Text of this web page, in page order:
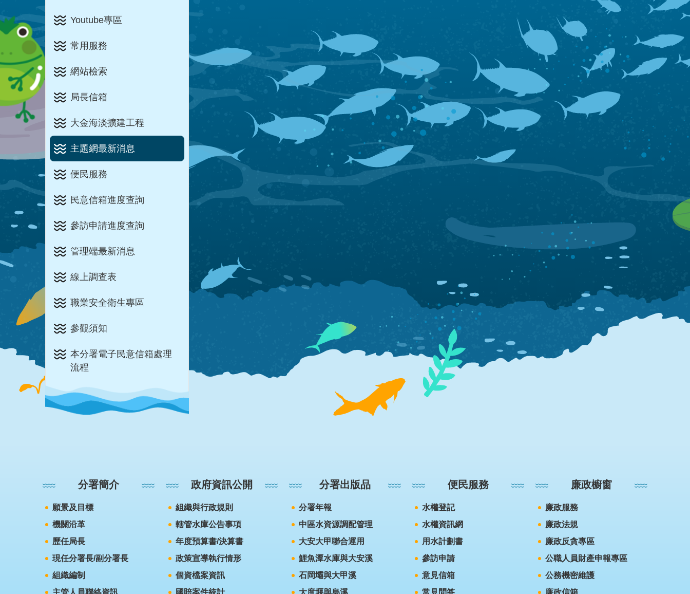
Youtube專區
常用服務
網站檢索
局長信箱
大金海淡擴建工程
主題網最新消息
便民服務
民意信箱進度查詢
參訪申請進度查詢
管理端最新消息
線上調查表
職業安全衛生專區
參觀須知
本分署電子民意信箱處理
流程
分署簡介
願景及目標
機關沿革
歷任局長
現任分署長/副分署長
組織編制
主管人員聯絡資訊
政府資訊公開
組織與行政規則
轄管水庫公告事項
年度預算書/決算書
政策宣導執行情形
個資檔案資訊
國賠案件統計
分署出版品
分署年報
中區水資源調配管理
大安大甲聯合運用
鯉魚潭水庫與大安溪
石岡壩與大甲溪
大度堰與烏溪
便民服務
水權登記
水權資訊網
用水計劃書
參訪申請
意見信箱
常見問答
廉政櫥窗
廉政服務
廉政法規
廉政反貪專區
公職人員財產申報專區
公務機密維護
廉政信箱